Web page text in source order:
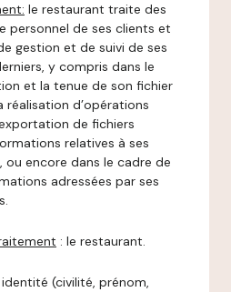
le restaurant traite des
personnel de ses clients et
gestion et de suivi de ses
y compris dans le
et la tenue de son fichier
réalisation d’opérations
de fichiers
relatives à ses
encore dans le cadre de
adressées par ses
: le restaurant.
identité (civilité, prénom,